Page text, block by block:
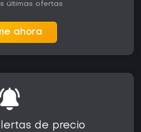
últimas ofertas
ahora
de precio